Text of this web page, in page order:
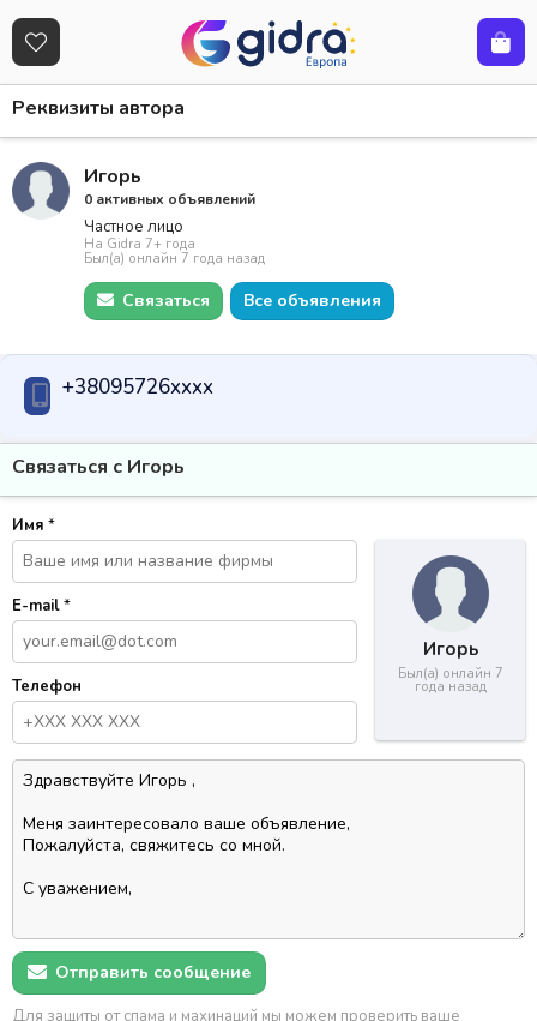
Реквизиты автора
Игорь
0 активных объявлений
Частное лицо
На Gidra 7+ года
Был(а) онлайн 7 года назад
Связаться Все объявления
+38095726xxxx
Связаться с Игорь
Игорь
Был(а) онлайн 7
года назад
Имя *
E-mail*
Телефон
Отправить сообщение
Для защиты от спама и махинаций мы можем проверить ваше